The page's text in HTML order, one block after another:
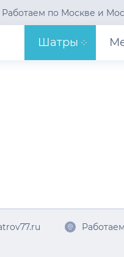
Работаем по Москве и
Шатры